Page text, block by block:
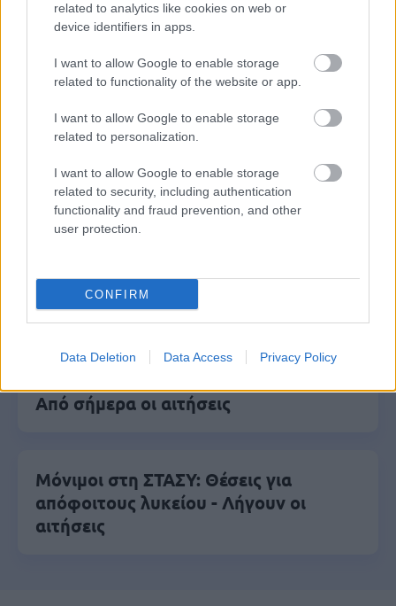
related to analytics like cookies on web or
device identifiers in apps.
I want to allow Google to enable storage
related to functionality of the website or app.
I want to allow Google to enable storage
related to personalization.
I want to allow Google to enable storage
related to security, including authentication
functionality and fraud prevention, and other
user protection.
CONFIRM
Data Deletion Data Access Privacy Policy
Δημοφιλείς Ειδήσεις
Τουρισμός για Όλους 2026: Ανοίγει
σήμερα η πλατφόρμα - Ποια ΑΦΜ
κάνουν αίτηση
ΕΟΠΥΥ: Επίδομα έως 900 ευρώ - Ποιοι
το παίρνουν
Από σήμερα οι αιτήσεις
Μόνιμοι στη ΣΤΑΣΥ: Θέσεις για
απόφοιτους λυκείου - Λήγουν οι
αιτήσεις